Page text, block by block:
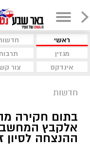
ראשי
מגזין
אינדקס
צור
חדשות
בתום חקירה
אלקבץ
ההנצחה לסיון